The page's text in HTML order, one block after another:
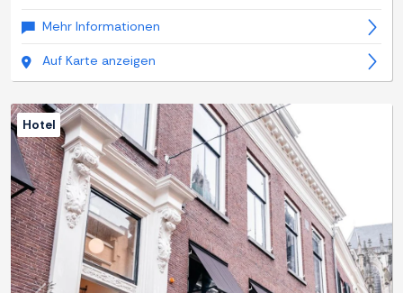
Mehr Informationen
Auf Karte anzeigen
Hotel